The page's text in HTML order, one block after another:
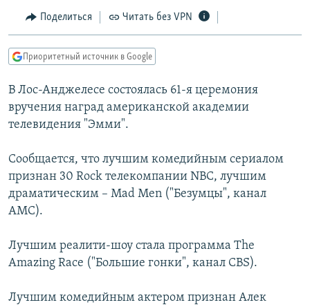
Вернутся
главной
навигации
Вернутся
поиску
МНЕНИЯ
IDEL.РЕАЛИИ
КАВКАЗ.РЕАЛИИ
СЕВЕР.РЕАЛИИ
РАСПИСАНИЕ ВЕЩАНИЯ
ПОДПИШИТЕСЬ НА РАССЫЛКУ
Поделиться Читать без VPN
Приоритетный источник в Google
В Лос-Анджелесе состоялась 61-я церемония
вручения наград американской академии
телевидения "Эмми".
Сообщается, что лучшим комедийным сериалом
признан 30 Rock телекомпании NBC, лучшим
драматическим – Mad Men ("Безумцы", канал
AMC).
Лучшим реалити-шоу стала программа The
Amazing Race ("Большие гонки", канал CBS).
Лучшим комедийным актером признан Алек